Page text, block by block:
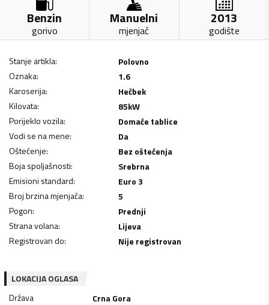
Benzin
gorivo
Manuelni
mjenjač
2013
godište
Stanje artikla:
Polovno
Oznaka:
1.6
Karoserija:
Hečbek
Kilovata: 85kW
Porijeklo vozila:
Domaće tablice
Vodi se na mene:
Da
Oštećenje:
Bez oštećenja
Boja spoljašnosti:
Srebrna
Emisioni standard:
Euro 3
Broj brzina mjenjača:
5
Pogon:
Prednji
Strana volana:
Lijeva
Registrovan do: Nije registrovan
LOKACIJA OGLASA
Država
Crna Gora